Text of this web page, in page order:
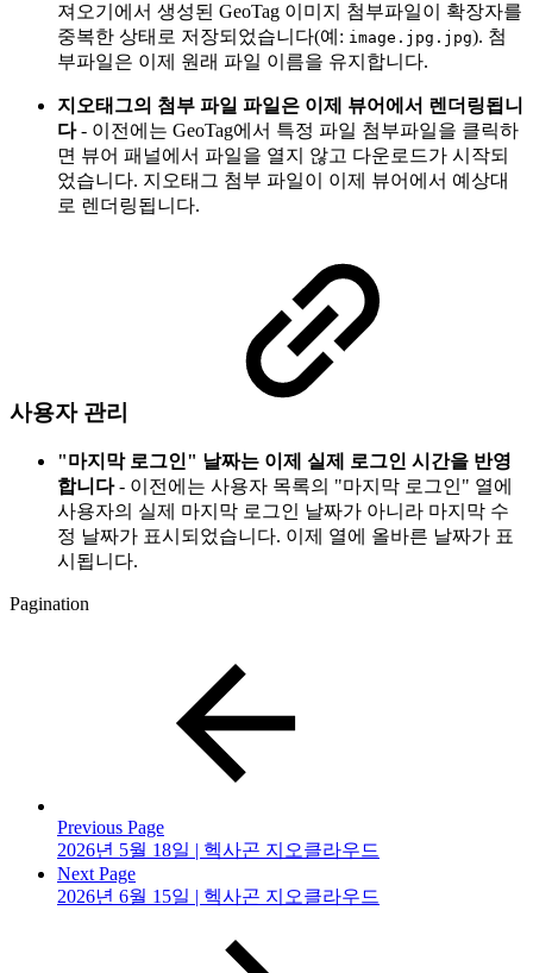
져오기에서 생성된 GeoTag 이미지 첨부파일이 확장자를
중복한 상태로 저장되었습니다(예: image.jpg.jpg). 첨
부파일은 이제 원래 파일 이름을 유지합니다.
지오태그의 첨부 파일 파일은 이제 뷰어에서 렌더링됩니
다- 이전에는 GeoTag에서 특정 파일 첨부파일을 클릭하
면 뷰어 패널에서 파일을 열지 않고 다운로드가 시작되
었습니다. 지오태그 첨부 파일이 이제 뷰어에서 예상대
로 렌더링됩니다.
사용자 관리
"마지막 로그인" 날짜는 이제 실제 로그인 시간을 반영
합니다- 이전에는 사용자 목록의 "마지막 로그인" 열에
사용자의 실제 마지막 로그인 날짜가 아니라 마지막 수
정 날짜가 표시되었습니다. 이제 열에 올바른 날짜가 표
시됩니다.
Pagination
Previous Page
2026년 5월 18일 | 헥사곤 지오클라우드
Next Page
2026년 6월 15일 | 헥사곤 지오클라우드